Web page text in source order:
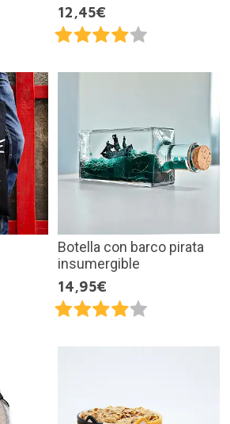
12,45€
Botella con barco pirata
insumergible
14,95€